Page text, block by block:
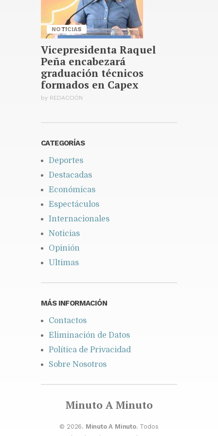
Publicado hace 18 horas
NOTICIAS
Vicepresidenta Raquel
Peña encabezará
graduación técnicos
formados en Capex
by REDACCIÓN
CATEGORÍAS
Deportes
Destacadas
Económicas
Espectáculos
Internacionales
Noticias
Opinión
Ultimas
MÁS INFORMACIÓN
Contactos
Eliminación de Datos
Política de Privacidad
Sobre Nosotros
Minuto A Minuto
© 2026. Minuto A Minuto. Todos